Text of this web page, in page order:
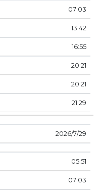
07:03
13:42
16:55
20:21
20:21
21:29
29‏‏/7‏‏/2026
05:51
07:03